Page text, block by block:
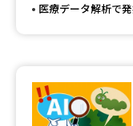
先輩が入学を決めた理由
医療データ解析で